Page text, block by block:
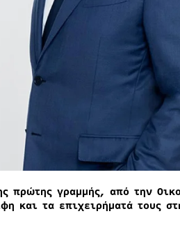
πρώτης γραμμής, από την
και τα επιχειρήματά τους